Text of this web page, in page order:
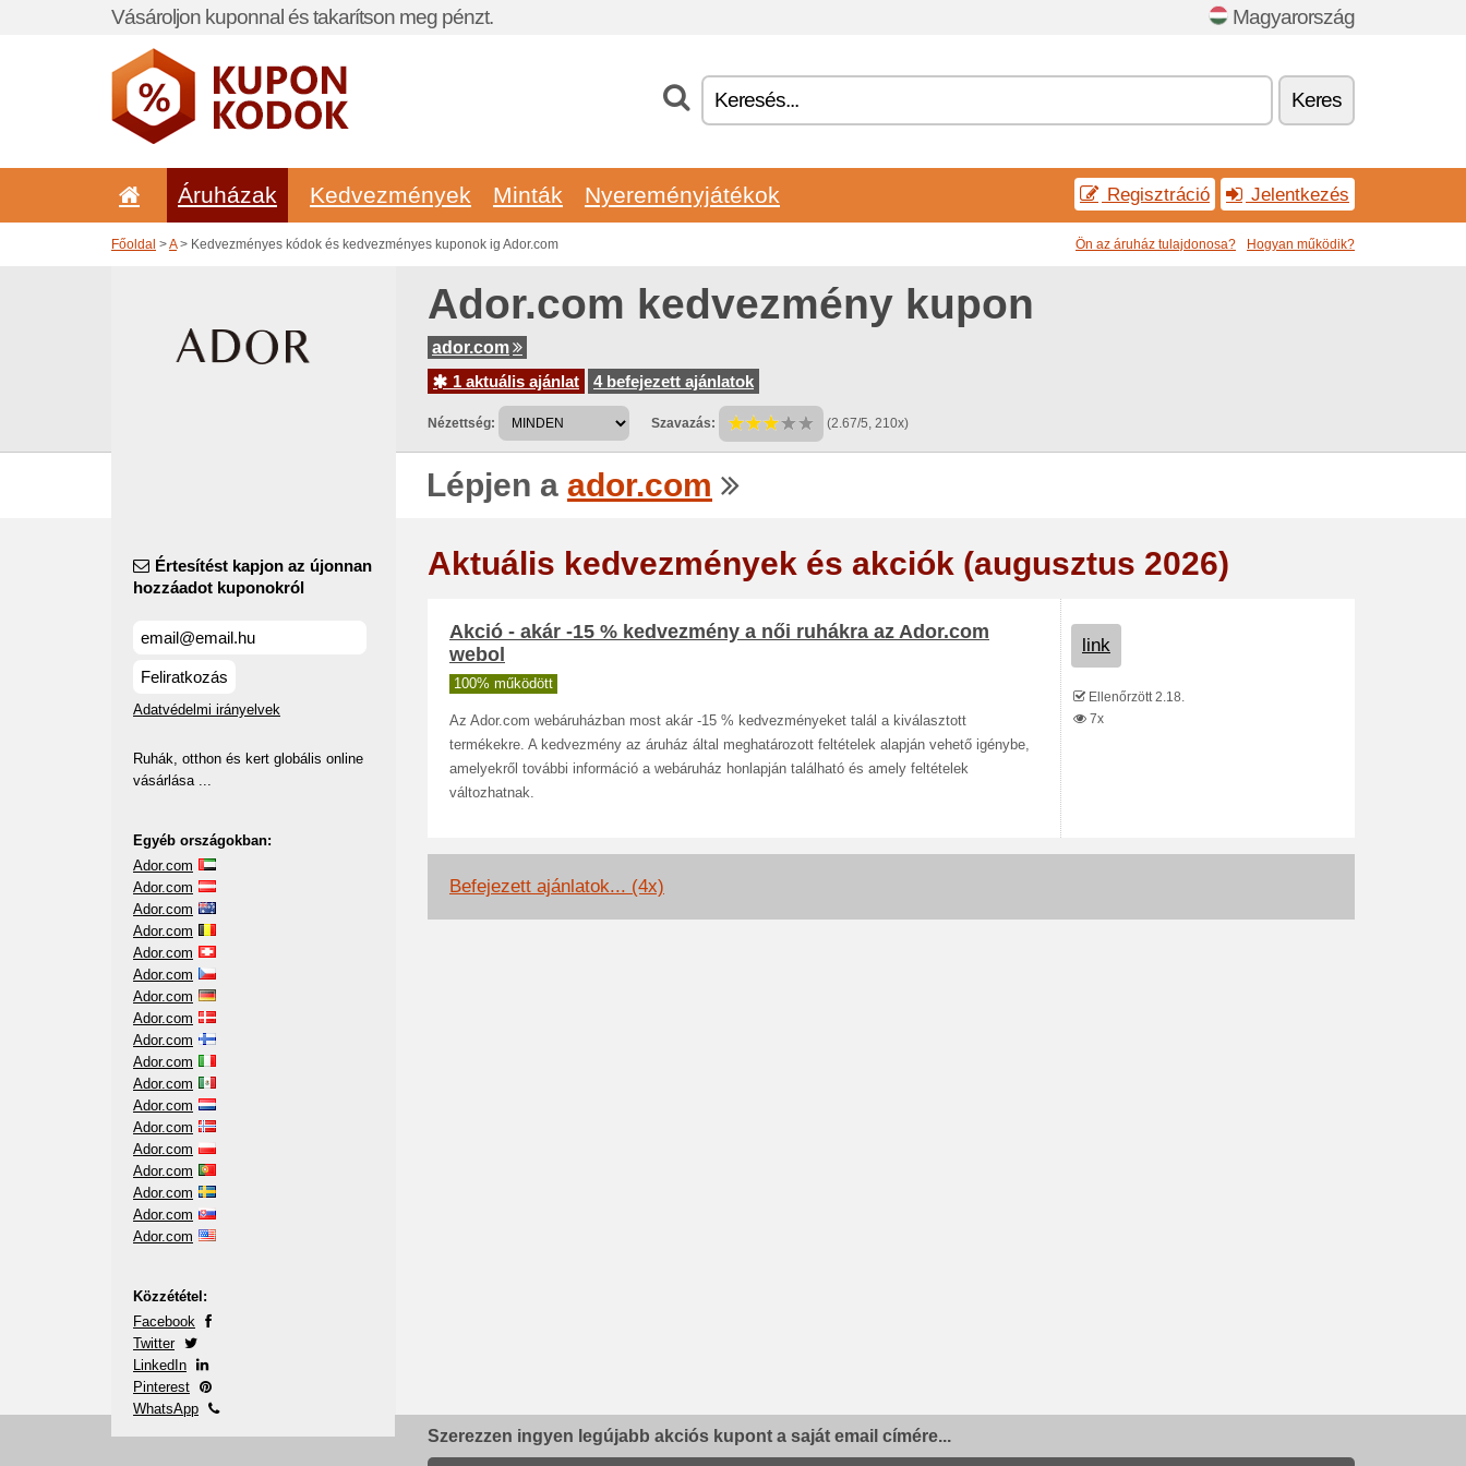
Vásároljon kuponnal és takarítson meg pénzt. Magyarország
Keres
Áruházak Kedvezmények Minták Nyereményjátékok Regisztráció Jelentkezés
Főoldal >A> Kedvezményes kódok és kedvezményes kuponok ig Ador.com Ön az áruház tulajdonosa? Hogyan működik?
Ador.com kedvezmény kupon
ador.com
1 aktuális ajánlat
4 befejezett ajánlatok
Nézettség: Szavazás: (2.67/5, 210x)
Lépjen a ador.com
Értesítést kapjon az újonnan
hozzáadot kuponokról
Feliratkozás
Adatvédelmi irányelvek
Ruhák, otthon és kert globális online
vásárlása ...
Egyéb országokban:
Ador.com
Ador.com
Ador.com
Ador.com
Ador.com
Ador.com
Ador.com
Ador.com
Ador.com
Ador.com
Ador.com
Ador.com
Ador.com
Ador.com
Ador.com
Ador.com
Ador.com
Ador.com
Közzététel:
Facebook
Twitter
LinkedIn
Pinterest
WhatsApp
Aktuális kedvezmények és akciók (augusztus 2026)
Akció - akár -15 % kedvezmény a női ruhákra az Ador.com
webol
100% működött
Az Ador.com webáruházban most akár -15 % kedvezményeket talál a kiválasztott
termékekre. A kedvezmény az áruház által meghatározott feltételek alapján vehető igénybe,
amelyekről további információ a webáruház honlapján található és amely feltételek
változhatnak.
link
Ellenőrzött 2.18.
7x
Befejezett ajánlatok... (4x)
Szerezzen ingyen legújabb akciós kupont a saját email címére...